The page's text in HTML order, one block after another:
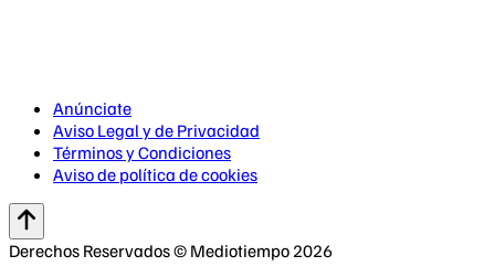
Anúnciate
Aviso Legal y de Privacidad
Términos y Condiciones
Aviso de política de cookies
Derechos Reservados © Mediotiempo 2026